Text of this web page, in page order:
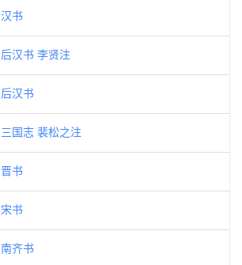
汉书
后汉书 李贤注
后汉书
三国志 裴松之注
晋书
宋书
南齐书